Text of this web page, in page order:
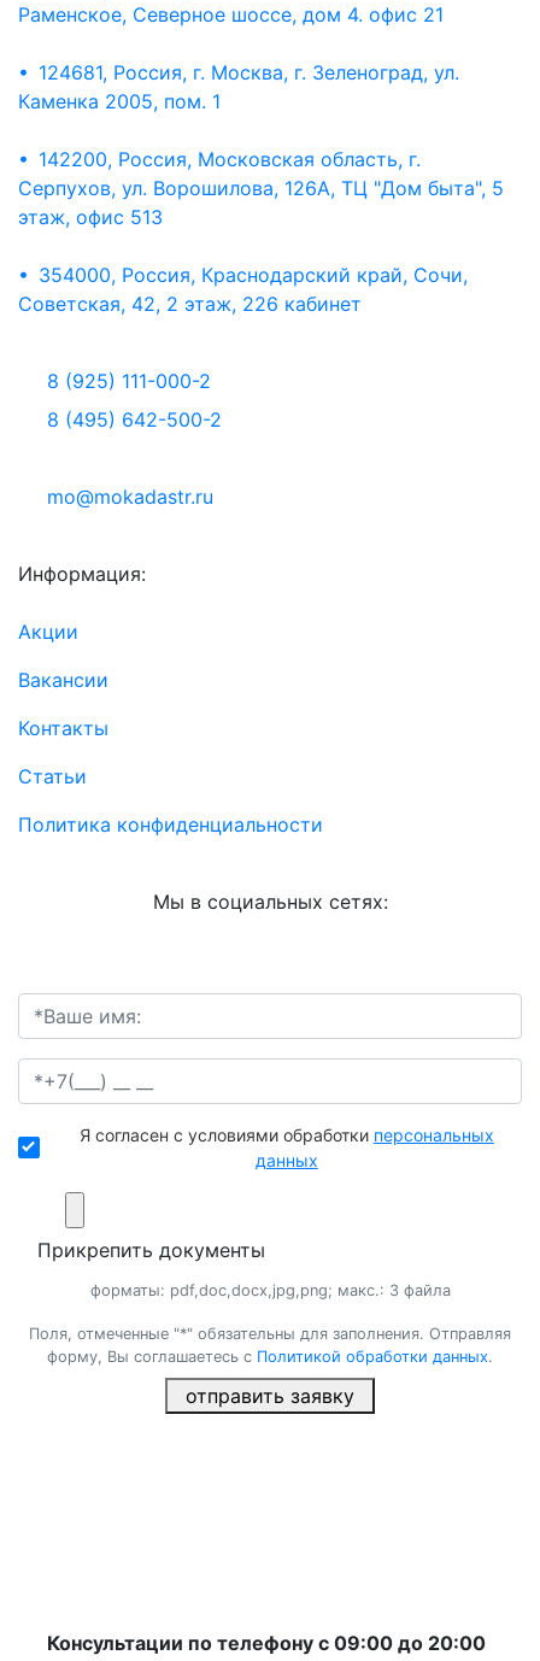
Раменское, Северное шоссе, дом 4. офис 21
• 124681, Россия, г. Москва, г. Зеленоград, ул.
Каменка 2005, пом. 1
• 142200, Россия, Московская область, г.
Серпухов, ул. Ворошилова, 126А, ТЦ "Дом быта", 5
этаж, офис 513
• 354000, Россия, Краснодарский край, Сочи,
Советская, 42, 2 этаж, 226 кабинет
8 (925) 111-000-2
8 (495) 642-500-2
mo@mokadastr.ru
Информация:
Акции
Вакансии
Контакты
Статьи
Политика конфиденциальности
Мы в социальных сетях:
Я согласен с условиями обработки персональных
данных
Прикрепить документы
форматы: pdf,doc,docx,jpg,png; макс.: 3 файла
Поля, отмеченные "*" обязательны для заполнения. Отправляя
форму, Вы соглашаетесь с Политикой обработки данных.
отправить заявку
Консультации по телефону с 09:00 до 20:00